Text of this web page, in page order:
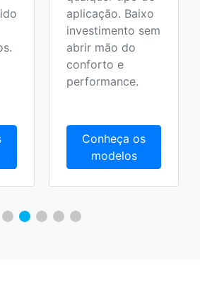
aplicação. Baixo
investimento sem
abrir mão do
conforto e
performance.
Conheça os
modelos